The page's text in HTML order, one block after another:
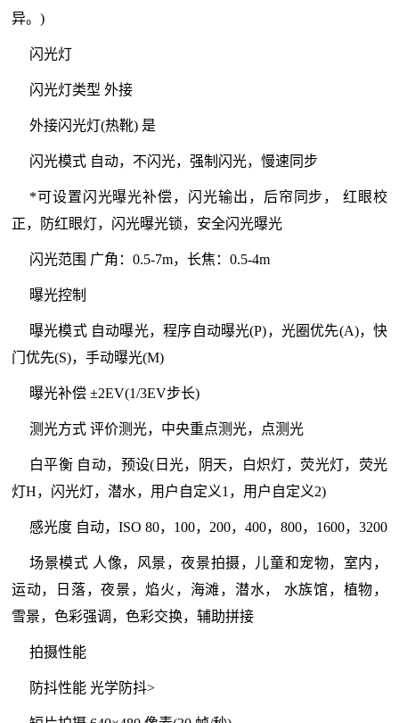
异。)
闪光灯
闪光灯类型 外接
外接闪光灯(热靴) 是
闪光模式 自动，不闪光，强制闪光，慢速同步
*可设置闪光曝光补偿，闪光输出，后帘同步， 红眼校
正，防红眼灯，闪光曝光锁，安全闪光曝光
闪光范围 广角：0.5-7m，长焦：0.5-4m
曝光控制
曝光模式 自动曝光，程序自动曝光(P)，光圈优先(A)，快
门优先(S)，手动曝光(M)
曝光补偿 ±2EV(1/3EV步长)
测光方式 评价测光，中央重点测光，点测光
白平衡 自动，预设(日光，阴天，白炽灯，荧光灯，荧光
灯H，闪光灯，潜水，用户自定义1，用户自定义2)
感光度 自动，ISO 80，100，200，400，800，1600，3200
场景模式 人像，风景，夜景拍摄，儿童和宠物，室内，
运动，日落，夜景，焰火，海滩，潜水， 水族馆，植物，
雪景，色彩强调，色彩交换，辅助拼接
拍摄性能
防抖性能 光学防抖>